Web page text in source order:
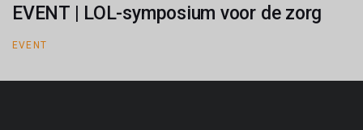
EVENT | LOL-symposium voor de zorg
EVENT